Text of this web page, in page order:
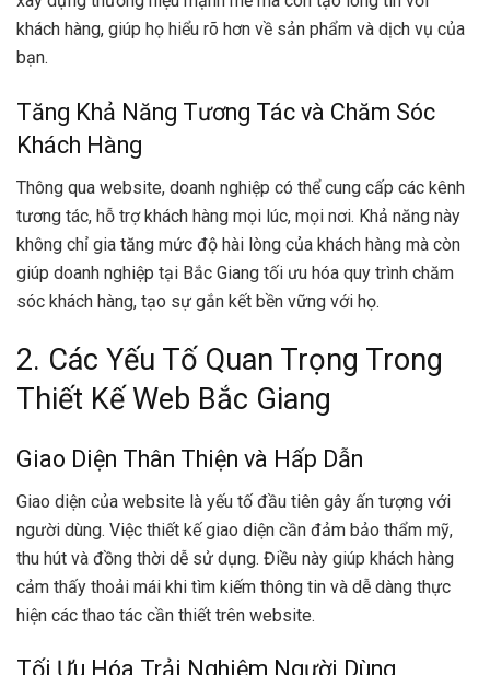
khách hàng, giúp họ hiểu rõ hơn về sản phẩm và dịch vụ của
bạn.
Tăng Khả Năng Tương Tác và Chăm Sóc
Khách Hàng
Thông qua website, doanh nghiệp có thể cung cấp các kênh
tương tác, hỗ trợ khách hàng mọi lúc, mọi nơi. Khả năng này
không chỉ gia tăng mức độ hài lòng của khách hàng mà còn
giúp doanh nghiệp tại Bắc Giang tối ưu hóa quy trình chăm
sóc khách hàng, tạo sự gắn kết bền vững với họ.
2. Các Yếu Tố Quan Trọng Trong
Thiết Kế Web Bắc Giang
Giao Diện Thân Thiện và Hấp Dẫn
Giao diện của website là yếu tố đầu tiên gây ấn tượng với
người dùng. Việc thiết kế giao diện cần đảm bảo thẩm mỹ,
thu hút và đồng thời dễ sử dụng. Điều này giúp khách hàng
cảm thấy thoải mái khi tìm kiếm thông tin và dễ dàng thực
hiện các thao tác cần thiết trên website.
Tối Ưu Hóa Trải Nghiệm Người Dùng